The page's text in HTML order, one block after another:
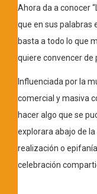
Ahora da a conocer
que en sus palabras
basta a todo lo que
quiere convencer de
Influenciada por la
comercial y masiva
hacer algo que se
explorara abajo de
realización o
celebración